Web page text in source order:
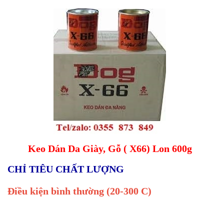
Keo Dán Da Giày, Gỗ ( X66) Lon 600g
CHỈ TIÊU CHẤT LƯỢNG
Điều kiện bình thường (20-300 C)